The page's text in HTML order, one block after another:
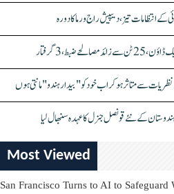
انتظامات تیز، دیپیش راج ورما کا دورہ
3 گرفتار
سے متاثر ہو کر اب خود کو "بیدار ہندو" مانتی ہوں
کے نئے قونصل جنرل کا عہدہ سنبھال لیا
Most Viewed
San Francisco Turns to AI to Safeguard